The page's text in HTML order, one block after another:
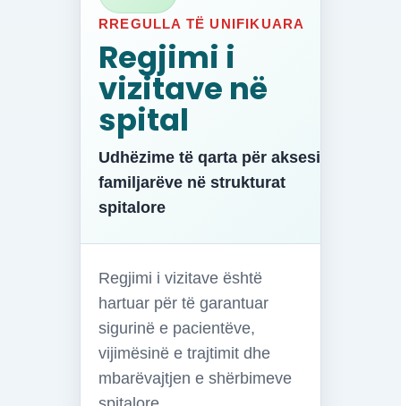
RREGULLA TË UNIFIKUARA
Regjimi i
vizitave në
spital
Udhëzime të qarta për aksesin e
familjarëve në strukturat
spitalore
Regjimi i vizitave është
hartuar për të garantuar
sigurinë e pacientëve,
vijimësinë e trajtimit dhe
mbarëvajtjen e shërbimeve